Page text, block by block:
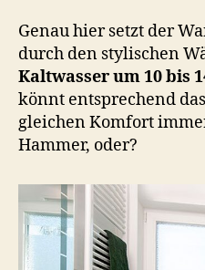
Genau hier setzt der
durch den stylischen
Kaltwasser um 10 bis
könnt entsprechend
gleichen Komfort
Hammer, oder?